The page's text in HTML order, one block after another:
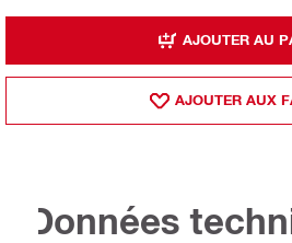
AJOUTER AU
AJOUTER AUX
Données